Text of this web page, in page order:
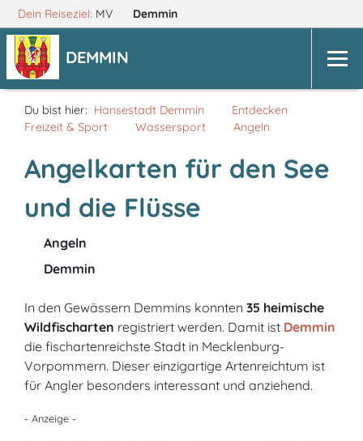
Dein Reiseziel: MV Demmin
DEMMIN
Du bist hier: Hansestadt Demmin
Entdecken
Freizeit & Sport
Wassersport Angeln
Angelkarten für den See
und die Flüsse
Angeln
Demmin
In den Gewässern Demmins konnten 35 heimische
Wildfischarten registriert werden. Damit ist Demmin
die fischartenreichste Stadt in Mecklenburg-
Vorpommern. Dieser einzigartige Artenreichtum ist
für Angler besonders interessant und anziehend.
- Anzeige -